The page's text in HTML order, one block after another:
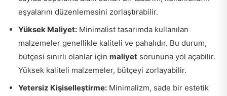
eşyalarını düzenlemesini zorlaştırabilir.
Yüksek Maliyet: Minimalist tasarımda kullanılan
malzemeler genellikle kaliteli ve pahalıdır. Bu durum,
bütçesi sınırlı olanlar için maliyet sorununa yol açabilir.
Yüksek kaliteli malzemeler, bütçeyi zorlayabilir.
Yetersiz Kişiselleştirme: Minimalizm, sade bir estetik